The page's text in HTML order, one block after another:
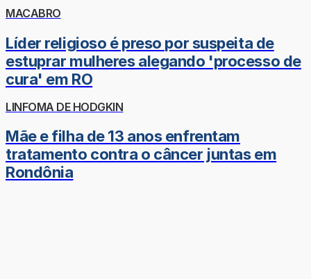
MACABRO
Líder religioso é preso por suspeita de
estuprar mulheres alegando 'processo de
cura' em RO
LINFOMA DE HODGKIN
Mãe e filha de 13 anos enfrentam
tratamento contra o câncer juntas em
Rondônia